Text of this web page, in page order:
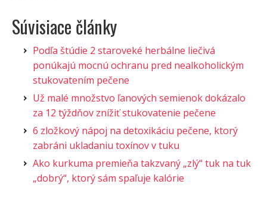
Súvisiace články
Podľa štúdie 2 staroveké herbálne liečivá
ponúkajú mocnú ochranu pred nealkoholickým
stukovatením pečene
Už malé množstvo ľanových semienok dokázalo
za 12 týždňov znížiť stukovatenie pečene
6 zložkový nápoj na detoxikáciu pečene, ktorý
zabráni ukladaniu toxínov v tuku
Ako kurkuma premieňa takzvaný „zlý“ tuk na tuk
„dobrý“, ktorý sám spaľuje kalórie